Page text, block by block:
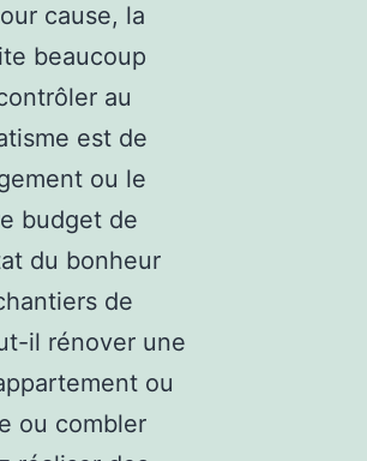
cause, la
beaucoup
au
est de
ou le
budget de
du bonheur
de
il rénover une
ou
ou combler